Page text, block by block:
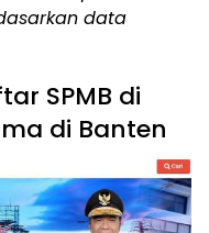
data
SPMB di
di Banten